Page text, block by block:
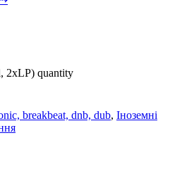
2xLP) quantity
breakbeat, dnb, dub, Іноземні